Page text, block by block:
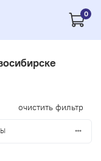
0
очистить фильтр